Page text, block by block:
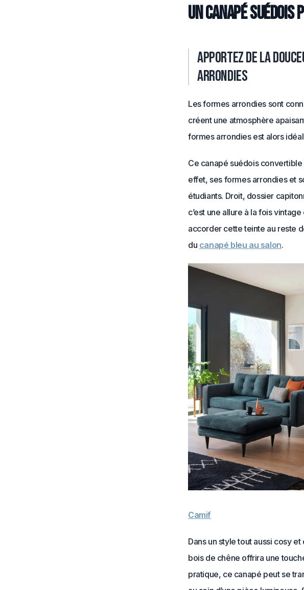
Un canapé
Apportez de la
arrondies
Les formes arrondies sont
créent une atmosphère
formes arrondies est alors
Ce canapé suédois convertible
effet, ses formes arrondies et
étudiants. Droit, dossier
c’est une allure à la fois
accorder cette teinte au reste
du canapé bleu au salon.
Camif
Dans un style tout aussi cosy
bois de chêne offrira une
pratique, ce canapé peut se